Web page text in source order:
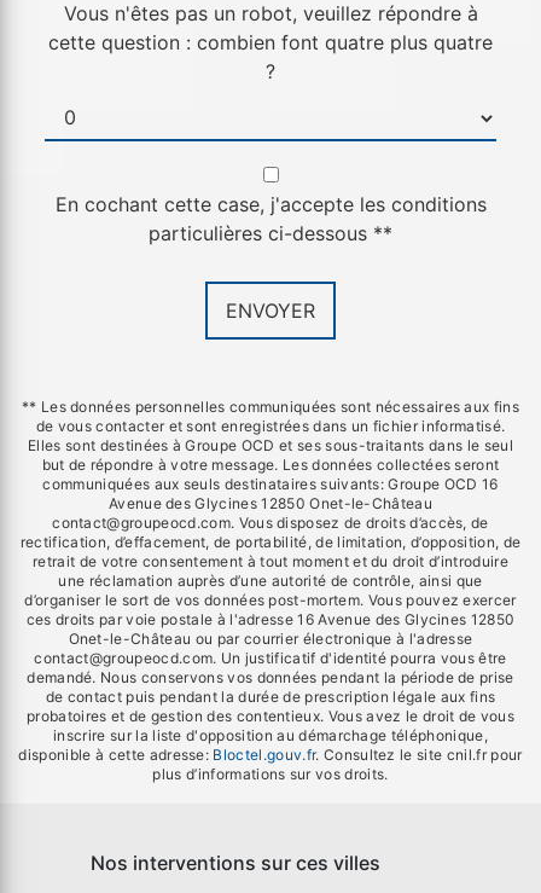
Vous n'êtes pas un robot, veuillez répondre à
cette question : combien font quatre plus quatre
?
En cochant cette case, j'accepte les conditions
particulières ci-dessous **
ENVOYER
** Les données personnelles communiquées sont nécessaires aux fins
de vous contacter et sont enregistrées dans un fichier informatisé.
Elles sont destinées à Groupe OCD et ses sous-traitants dans le seul
but de répondre à votre message. Les données collectées seront
communiquées aux seuls destinataires suivants: Groupe OCD 16
Avenue des Glycines 12850 Onet-le-Château
contact@groupeocd.com. Vous disposez de droits d’accès, de
rectification, d’effacement, de portabilité, de limitation, d’opposition, de
retrait de votre consentement à tout moment et du droit d’introduire
une réclamation auprès d’une autorité de contrôle, ainsi que
d’organiser le sort de vos données post-mortem. Vous pouvez exercer
ces droits par voie postale à l'adresse 16 Avenue des Glycines 12850
Onet-le-Château ou par courrier électronique à l'adresse
contact@groupeocd.com. Un justificatif d'identité pourra vous être
demandé. Nous conservons vos données pendant la période de prise
de contact puis pendant la durée de prescription légale aux fins
probatoires et de gestion des contentieux. Vous avez le droit de vous
inscrire sur la liste d'opposition au démarchage téléphonique,
disponible à cette adresse: Bloctel.gouv.fr. Consultez le site cnil.fr pour
plus d’informations sur vos droits.
Nos interventions sur ces villes